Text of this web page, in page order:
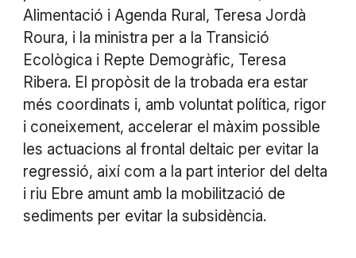
Alimentació i Agenda Rural, Teresa Jordà
Roura, i la ministra per a la Transició
Ecològica i Repte Demogràfic, Teresa
Ribera. El propòsit de la trobada era estar
més coordinats i, amb voluntat política, rigor
i coneixement, accelerar el màxim possible
les actuacions al frontal deltaic per evitar la
regressió, així com a la part interior del delta
i riu Ebre amunt amb la mobilització de
sediments per evitar la subsidència.